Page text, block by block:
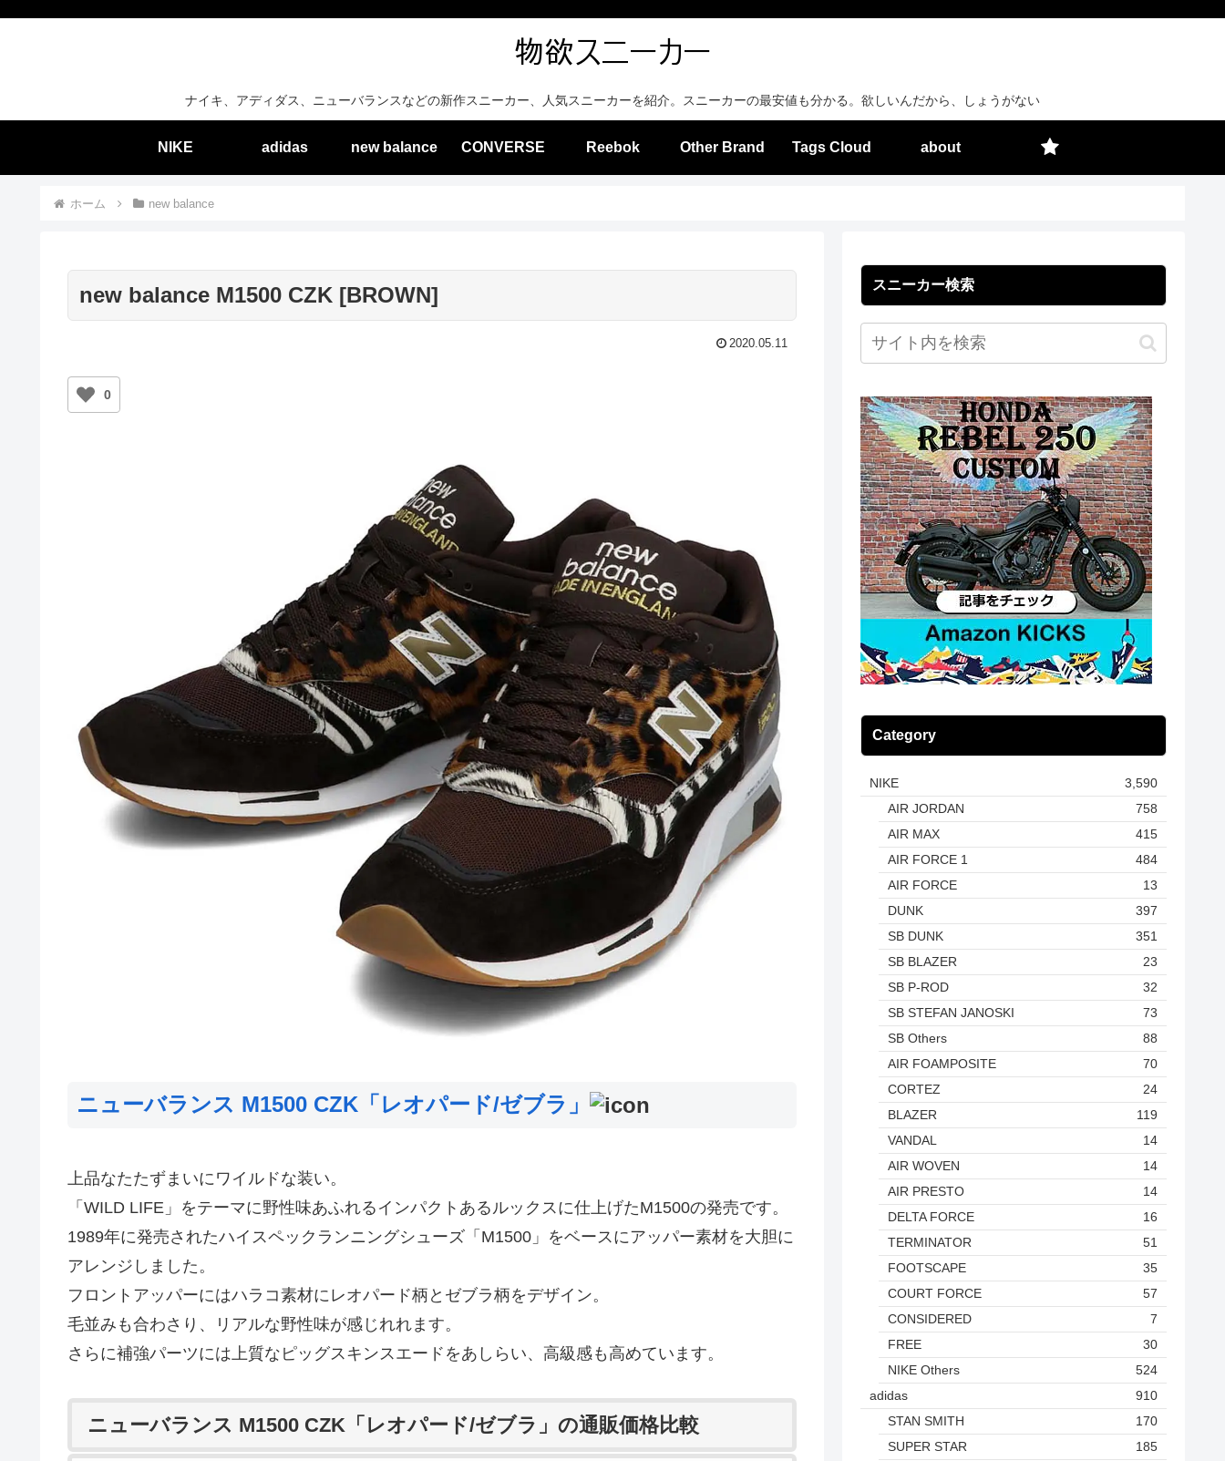
ナイキ、アディダス、ニューバランスなどの新作スニーカー、人気スニーカーを紹介。スニーカーの最安値も分かる。欲しいんだから、しょうがない
NIKE adidas new balance CONVERSE Reebok Other Brand Tags Cloud about
ホーム new balance
new balance M1500 CZK [BROWN]
2020.05.11
0
ニューバランス M1500 CZK「レオパード/ゼブラ」
上品なたたずまいにワイルドな装い。
「WILD LIFE」をテーマに野性味あふれるインパクトあるルックスに仕上げたM1500の発売です。
1989年に発売されたハイスペックランニングシューズ「M1500」をベースにアッパー素材を大胆に
アレンジしました。
フロントアッパーにはハラコ素材にレオパード柄とゼブラ柄をデザイン。
毛並みも合わさり、リアルな野性味が感じれれます。
さらに補強パーツには上質なピッグスキンスエードをあしらい、高級感も高めています。
ニューバランス M1500 CZK「レオパード/ゼブラ」の通販価格比較
スニーカー検索
Category
NIKE
3,590
AIR JORDAN
758
AIR MAX
415
AIR FORCE 1
484
AIR FORCE
13
DUNK
397
SB DUNK
351
SB BLAZER
23
SB P-ROD
32
SB STEFAN JANOSKI
73
SB Others
88
AIR FOAMPOSITE
70
CORTEZ
24
BLAZER
119
VANDAL
14
AIR WOVEN
14
AIR PRESTO
14
DELTA FORCE
16
TERMINATOR
51
FOOTSCAPE
35
COURT FORCE
57
CONSIDERED
7
FREE
30
NIKE Others
524
adidas
910
STAN SMITH
170
SUPER STAR
185